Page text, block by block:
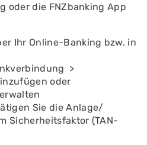
oder die FNZbanking App
Ihr Online-Banking bzw. in
>
oder
Sie die Anlage/
Sicherheitsfaktor (TAN-